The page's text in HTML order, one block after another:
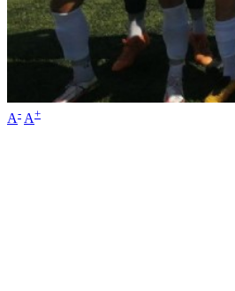
A- A+